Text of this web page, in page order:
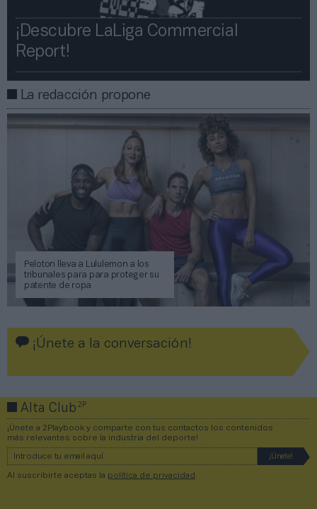
¡Descubre LaLiga Commercial
Report!​​
La redacción propone
Peloton lleva a Lululemon a los
tribunales para para proteger su
patente de ropa
¡Únete a la conversación!
Alta Club2P
¡Únete a 2Playbook y comparte con tus contactos los contenidos
más relevantes sobre la industria del deporte!
Al suscribirte aceptas la política de privacidad